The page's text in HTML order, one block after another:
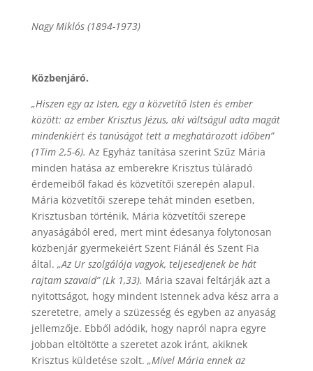
Nagy Miklós (1894-1973)
Közbenjáró.
„Hiszen egy az Isten, egy a közvetítő Isten és ember
között: az ember Krisztus Jézus, aki váltságul adta magát
mindenkiért és tanúságot tett a meghatározott időben”
(1Tim 2,5-6). Az Egyház tanítása szerint Szűz Mária
minden hatása az emberekre Krisztus túláradó
érdemeiből fakad és közvetítői szerepén alapul.
Mária közvetítői szerepe tehát minden esetben,
Krisztusban történik. Mária közvetítői szerepe
anyaságából ered, mert mint édesanya folytonosan
közbenjár gyermekeiért Szent Fiánál és Szent Fia
által. „Az Ur szolgálója vagyok, teljesedjenek be hát
rajtam szavaid” (Lk 1,33). Mária szavai feltárják azt a
nyitottságot, hogy mindent Istennek adva kész arra a
szeretetre, amely a szüzesség és egyben az anyaság
jellemzője. Ebből adódik, hogy napról napra egyre
jobban eltöltötte a szeretet azok iránt, akiknek
Krisztus küldetése szolt. „Mivel Mária ennek az